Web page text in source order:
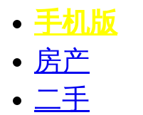
手机版
房产
二手